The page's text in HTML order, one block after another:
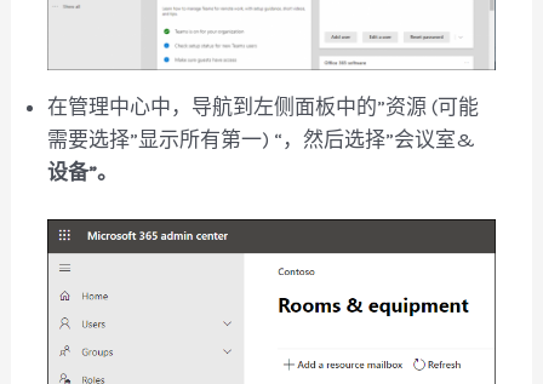
在管理中心中，导航到左侧面板中的”资源 (可能
需要选择”显示所有第一) “，然后选择”会议室&
设备”。